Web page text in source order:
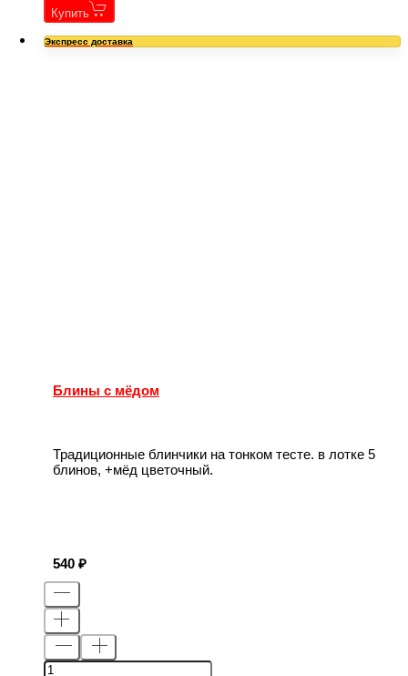
Купить
Экспресс доставка
Блины с мёдом
Традиционные блинчики на тонком тесте. в лотке 5
блинов, +мёд цветочный.
540